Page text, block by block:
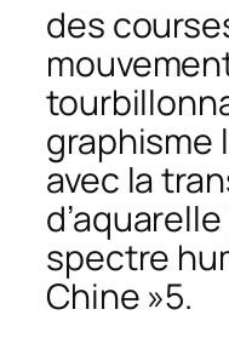
des
graphisme
avec la
spectre
Chine »5.